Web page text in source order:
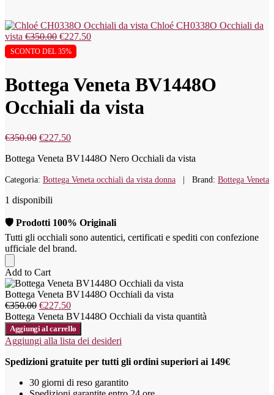
Chloé CH0338O Occhiali da
vista €350.00 €227.50
SCONTO DEL 35%
Bottega Veneta BV1448O
Occhiali da vista
€350.00 €227.50
Bottega Veneta BV1448O Nero Occhiali da vista
Categoria: Bottega Veneta occhiali da vista donna Brand: Bottega Veneta
1 disponibili
🛡️ Prodotti 100% Originali
Tutti gli occhiali sono autentici, certificati e spediti con confezione
ufficiale del brand.
Add to Cart
Bottega Veneta BV1448O Occhiali da vista
€350.00 €227.50
Bottega Veneta BV1448O Occhiali da vista quantità
Aggiungi al carrello
Aggiungi alla lista dei desideri
Spedizioni gratuite per tutti gli ordini superiori ai 149€
30 giorni di reso garantito